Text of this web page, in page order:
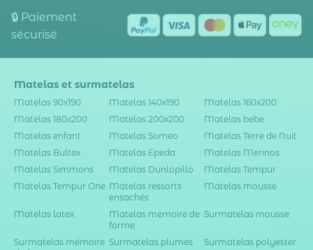
🔒 Paiement
sécurisé
Matelas et surmatelas
Matelas 90x190 Matelas 140x190
Matelas 160x200
Matelas 180x200
Matelas 200x200
Matelas bebe
Matelas enfant
Matelas Someo
Matelas Terre de Nuit
Matelas Bultex
Matelas Epeda
Matelas Merinos
Matelas Simmons
Matelas Dunlopillo
Matelas Tempur
Matelas Tempur One Matelas ressorts
ensachés
Matelas mousse
Matelas latex
Matelas mémoire de
forme
Surmatelas mousse
Surmatelas mémoire Surmatelas plumes Surmatelas polyester